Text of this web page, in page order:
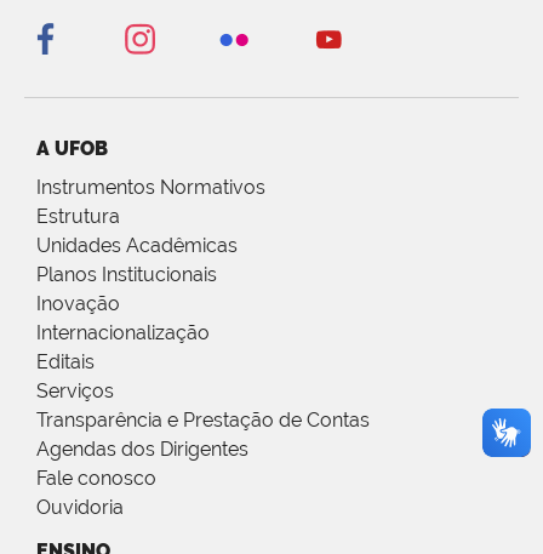
A UFOB
Instrumentos Normativos
Estrutura
Unidades Acadêmicas
Planos Institucionais
Inovação
Internacionalização
Editais
Serviços
Transparência e Prestação de Contas
Agendas dos Dirigentes
Fale conosco
Ouvidoria